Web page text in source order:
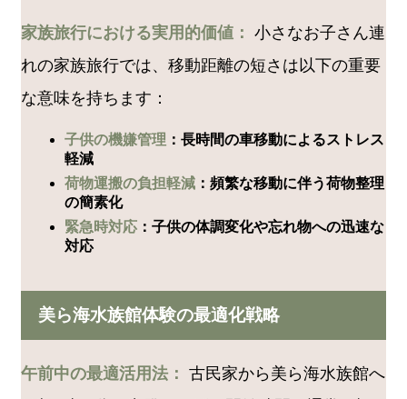
家族旅行における実用的価値： 小さなお子さん連
れの家族旅行では、移動距離の短さは以下の重要
な意味を持ちます：
子供の機嫌管理 ：長時間の車移動によるストレス
軽減
荷物運搬の負担軽減 ：頻繁な移動に伴う荷物整理
の簡素化
緊急時対応 ：子供の体調変化や忘れ物への迅速な
対応
美ら海水族館体験の最適化戦略
午前中の最適活用法： 古民家から美ら海水族館へ